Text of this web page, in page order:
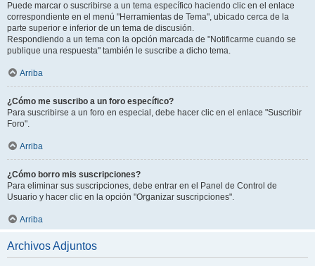
Puede marcar o suscribirse a un tema específico haciendo clic en el enlace
correspondiente en el menú "Herramientas de Tema", ubicado cerca de la
parte superior e inferior de un tema de discusión.
Respondiendo a un tema con la opción marcada de "Notificarme cuando se
publique una respuesta" también le suscribe a dicho tema.
Arriba
¿Cómo me suscribo a un foro específico?
Para suscribirse a un foro en especial, debe hacer clic en el enlace "Suscribir
Foro".
Arriba
¿Cómo borro mis suscripciones?
Para eliminar sus suscripciones, debe entrar en el Panel de Control de
Usuario y hacer clic en la opción "Organizar suscripciones".
Arriba
Archivos Adjuntos